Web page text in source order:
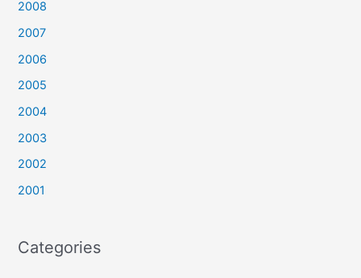
2008
2007
2006
2005
2004
2003
2002
2001
Categories